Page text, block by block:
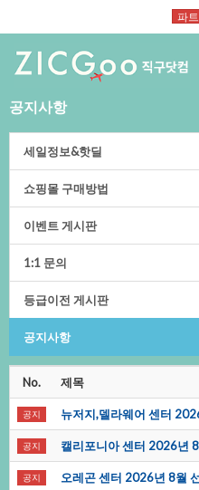
파
공지사항
세일정보&핫딜
쇼핑몰구매방법
이벤트게시판
1:1문의
등급이전게시판
공지사항
No. 제목
공지 뉴저지,델라웨어센터
공지 캘리포니아센터2026년
공지 오레곤센터2026년8월